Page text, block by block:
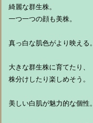
綺麗な群生株。
一つ一つの顔も美株。
真っ白な肌色がより映える。
大きな群生株に育てたり、
株分けしたり楽しめそう。
美しい白肌が魅力的な個性。